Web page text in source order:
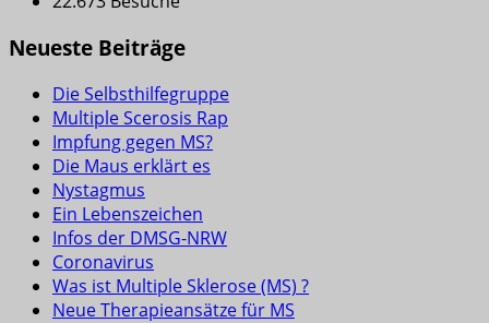
Neueste Beiträge
Die Selbsthilfegruppe
Multiple Scerosis Rap
Impfung gegen MS?
Die Maus erklärt es
Nystagmus
Ein Lebenszeichen
Infos der DMSG-NRW
Coronavirus
Was ist Multiple Sklerose (MS) ?
Neue Therapieansätze für MS